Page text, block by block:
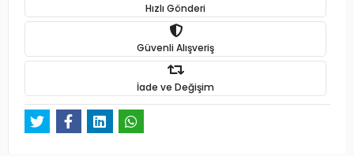
Hızlı Gönderi
Güvenli Alışveriş
İade ve Değişim